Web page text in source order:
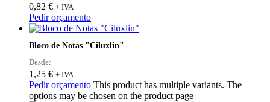
0,82 € + IVA
Pedir orçamento
Bloco de Notas "Ciluxlin"
Desde:
1,25 € + IVA
Pedir orçamento This product has multiple variants. The
options may be chosen on the product page